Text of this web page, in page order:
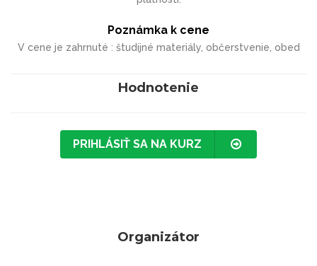
Poznámka k cene
V cene je zahrnuté : študijné materiály, občerstvenie, obed
Hodnotenie
PRIHLÁSIŤ SA NA KURZ
Organizátor